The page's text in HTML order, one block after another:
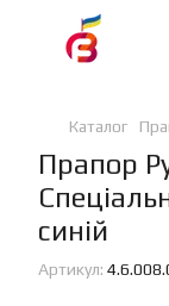
Каталог
Прапор
синій
Артикул: